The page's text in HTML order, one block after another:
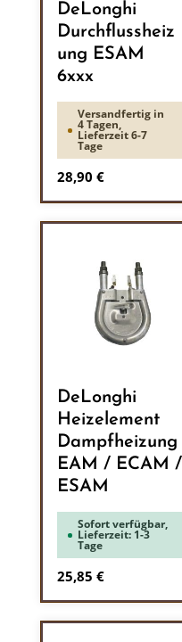
DeLonghi
Durchflussheiz
ung ESAM
6xxx
Versandfertig in
4 Tagen,
Lieferzeit 6-7
Tage
Regulärer Preis:
28,90 €
DeLonghi
Heizelement
Dampfheizung
EAM / ECAM /
ESAM
Sofort verfügbar,
Lieferzeit: 1-3
Tage
Regulärer Preis:
25,85 €